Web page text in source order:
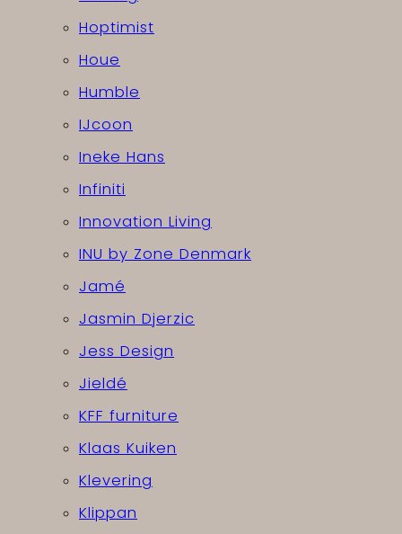
Hoptimist
Houe
Humble
IJcoon
Ineke Hans
Infiniti
Innovation Living
INU by Zone Denmark
Jamé
Jasmin Djerzic
Jess Design
Jieldé
KFF furniture
Klaas Kuiken
Klevering
Klippan